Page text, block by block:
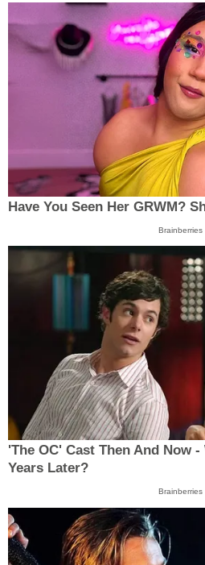
Have You Seen Her GRWM?
Brainberries
'The OC' Cast Then And Now -
Years Later?
Brainberries